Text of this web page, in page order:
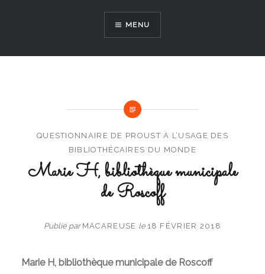
MENU
QUESTIONNAIRE DE PROUST À L’USAGE DES
BIBLIOTHÉCAIRES DU MONDE
Marie H, bibliothèque municipale
de Roscoff
Publié par MACAREUSE le 18 FÉVRIER 2018
Marie H, bibliothèque municipale de Roscoff